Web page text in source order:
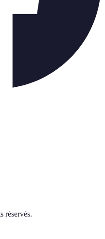
réservés.